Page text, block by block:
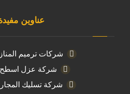
عناوين
شركات ترميم
شركة عزل اسطح
شركة تسليك